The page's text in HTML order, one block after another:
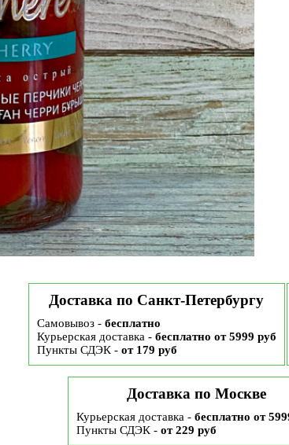
Доставка по Санкт-Петербургу
Самовывоз - бесплатно
Курьерская доставка - бесплатно от 5999 руб
Пункты СДЭК - от 179 руб
Доставка по Москве
Курьерская доставка - бесплатно от
Пункты СДЭК - от 229 руб